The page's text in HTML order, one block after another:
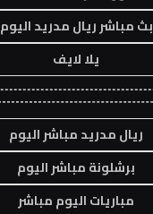
بث مباشر ريال مدريد اليوم
يلا لايف
ريال مدريد مباشر اليوم
برشلونة مباشر اليوم
مباريات اليوم مباشر